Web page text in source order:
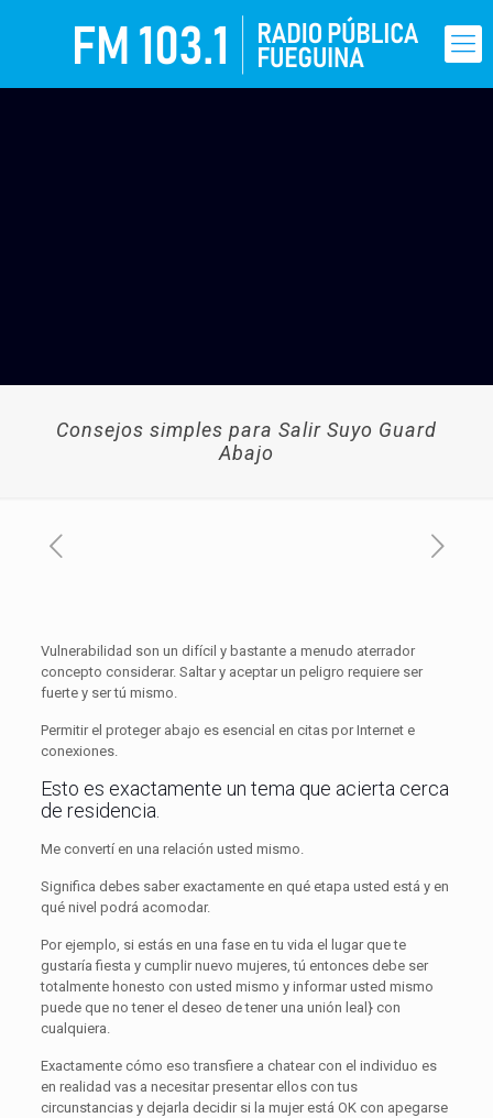
Consejos simples para Salir Suyo Guard
Abajo
Vulnerabilidad son un difícil y bastante a menudo aterrador
concepto considerar. Saltar y aceptar un peligro requiere ser
fuerte y ser tú mismo.
Permitir el proteger abajo es esencial en citas por Internet e
conexiones.
Esto es exactamente un tema que acierta cerca
de residencia.
Me convertí en una relación usted mismo.
Significa debes saber exactamente en qué etapa usted está y en
qué nivel podrá acomodar.
Por ejemplo, si estás en una fase en tu vida ​​el lugar que te
gustaría fiesta y cumplir nuevo mujeres, tú entonces debe ser
totalmente honesto con usted mismo y informar usted mismo
puede que no tener el deseo de tener una unión leal} con
cualquiera.
Exactamente cómo eso transfiere a chatear con el individuo es
en realidad vas a necesitar presentar ellos con tus
circunstancias y dejarla decidir si la mujer está OK con apegarse